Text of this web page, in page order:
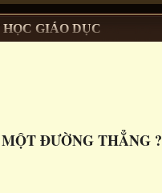
GIÁO DỤC
ĐƯỜNG THẲNG ?